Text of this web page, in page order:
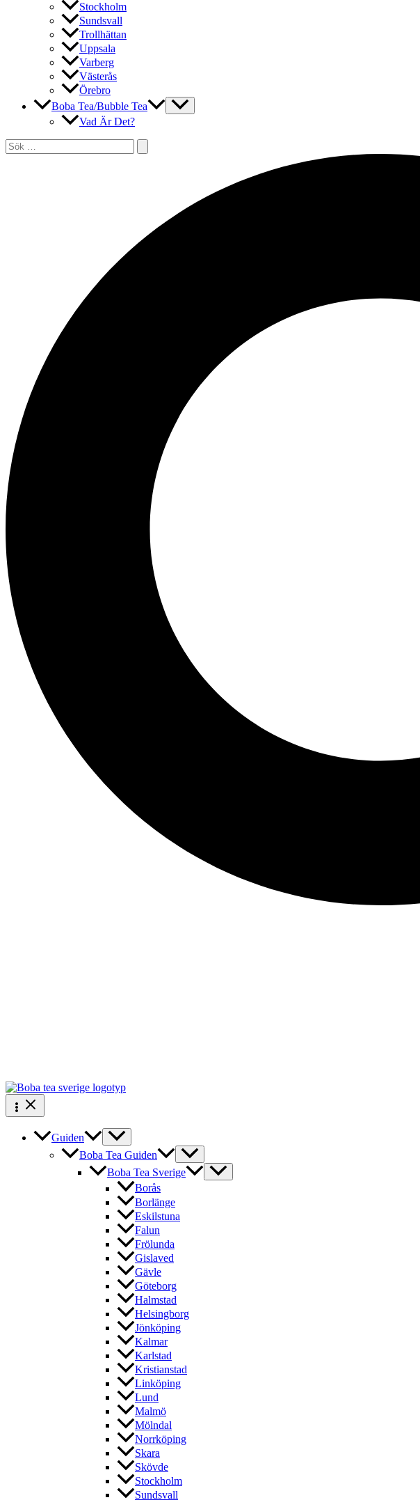
Stockholm
Sundsvall
Trollhättan
Uppsala
Varberg
Västerås
Örebro
Boba Tea/Bubble Tea
Vad Är Det?
Sök
efter:
Guiden
Boba Tea Guiden
Boba Tea Sverige
Borås
Borlänge
Eskilstuna
Falun
Frölunda
Gislaved
Gävle
Göteborg
Halmstad
Helsingborg
Jönköping
Kalmar
Karlstad
Kristianstad
Linköping
Lund
Malmö
Mölndal
Norrköping
Skara
Skövde
Stockholm
Sundsvall